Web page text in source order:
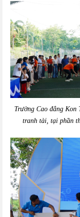
Trường Cao đẳng Kon
tranh tài, tại phần